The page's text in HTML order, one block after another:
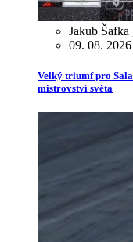
Jakub Šafka
09. 08. 2026
Velký triumf pro
mistrovství světa